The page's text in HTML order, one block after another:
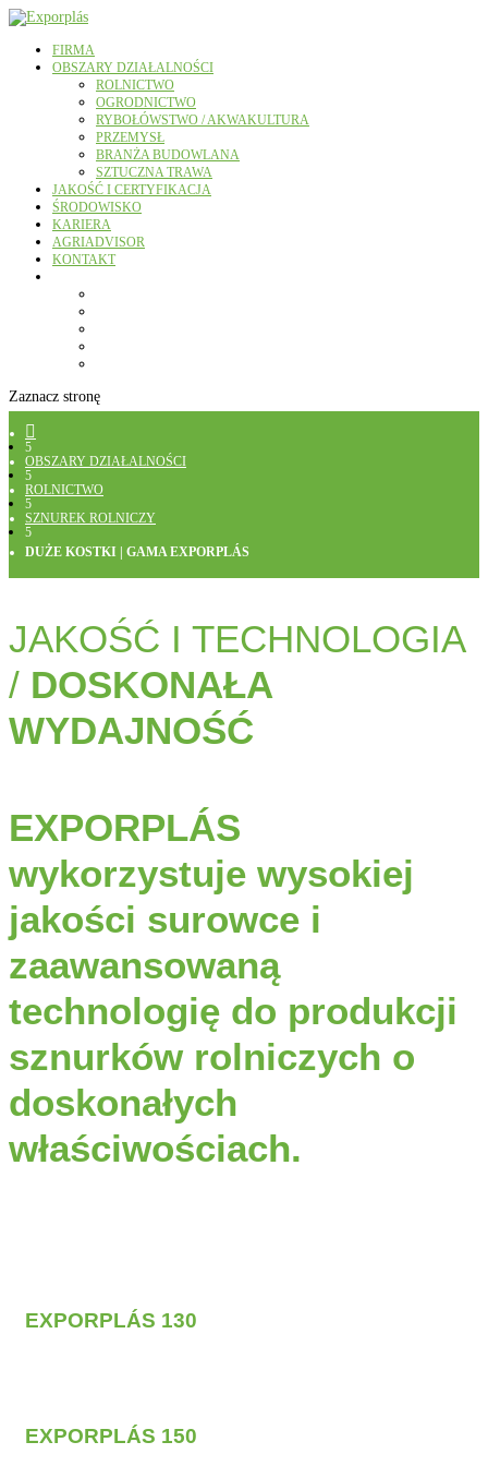
FIRMA
OBSZARY DZIAŁALNOŚCI
ROLNICTWO
OGRODNICTWO
RYBOŁÓWSTWO / AKWAKULTURA
PRZEMYSŁ
BRANŻA BUDOWLANA
SZTUCZNA TRAWA
JAKOŚĆ I CERTYFIKACJA
ŚRODOWISKO
KARIERA
AGRIADVISOR
KONTAKT
Zaznacz stronę

5
OBSZARY DZIAŁALNOŚCI
5
ROLNICTWO
5
SZNUREK ROLNICZY
5
DUŻE KOSTKI | GAMA EXPORPLÁS
JAKOŚĆ I TECHNOLOGIA
/ DOSKONAŁA
WYDAJNOŚĆ
EXPORPLÁS
wykorzystuje wysokiej
jakości surowce i
zaawansowaną
technologię do produkcji
sznurków rolniczych o
doskonałych
właściwościach.
EXPORPLÁS 130
EXPORPLÁS 150